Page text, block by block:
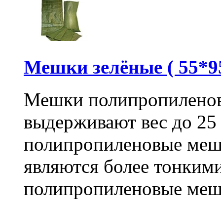
Мешки зелёные (
Мешки
выдерживают вес до
полипропиленовые
являются более
полипропиленовые